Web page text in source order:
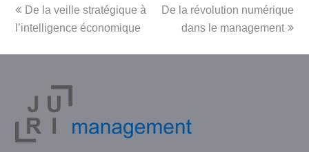
previous
post:
De la veille stratégique à
l’intelligence économique
next
post:
De la révolution numérique
dans le management